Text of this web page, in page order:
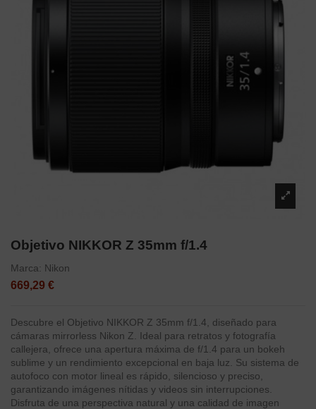
Objetivo NIKKOR Z 35mm f/1.4
Marca: Nikon
669,29 €
Descubre el Objetivo NIKKOR Z 35mm f/1.4, diseñado para
cámaras mirrorless Nikon Z. Ideal para retratos y fotografía
callejera, ofrece una apertura máxima de f/1.4 para un bokeh
sublime y un rendimiento excepcional en baja luz. Su sistema de
autofoco con motor lineal es rápido, silencioso y preciso,
garantizando imágenes nítidas y videos sin interrupciones.
Disfruta de una perspectiva natural y una calidad de imagen